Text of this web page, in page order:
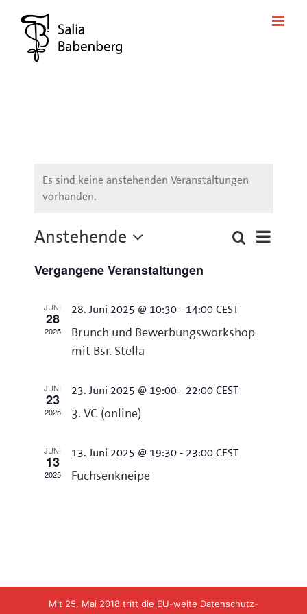
Inhalt
springen
Es sind keine anstehenden Veranstaltungen
vorhanden.
Suche
Liste
Anstehende
wählen.
Vergangene Veranstaltungen
JUNI
28
2025
28. Juni 2025 @ 10:30- 14:00 CEST
Brunch und Bewerbungsworkshop
mit Bsr. Stella
JUNI
23
2025
23. Juni 2025 @ 19:00- 22:00 CEST
3. VC (online)
JUNI
13
2025
13. Juni 2025 @ 19:30- 23:00 CEST
Fuchsenkneipe
Mit 25. Mai 2018 tritt die EU-weite Datenschutz-